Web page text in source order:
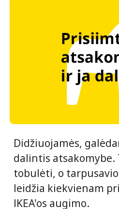
Didžiuojamės,
dalintis atsakomybe.
tobulėti, o
leidžia kiekvienam
IKEA'os augimo.